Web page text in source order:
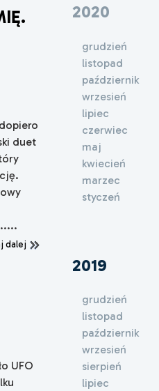
duet
dalej
UFO
2020
grudzień
listopad
październik
wrzesień
lipiec
czerwiec
maj
kwiecień
marzec
styczeń
2019
grudzień
listopad
październik
wrzesień
sierpień
lipiec